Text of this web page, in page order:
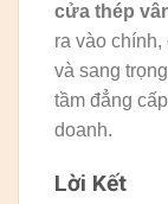
cửa thép
ra vào
và sang
tầm đẳng
doanh.
Lời Kết